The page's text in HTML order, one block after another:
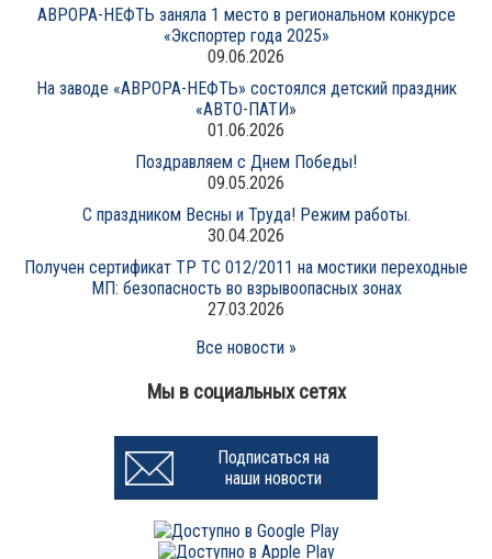
АВРОРА-НЕФТЬ заняла 1 место в региональном конкурсе
«Экспортер года 2025»
09.06.2026
На заводе «АВРОРА-НЕФТЬ» состоялся детский праздник
«АВТО-ПАТИ»
01.06.2026
Поздравляем с Днем Победы!
09.05.2026
С праздником Весны и Труда! Режим работы.
30.04.2026
Получен сертификат ТР ТС 012/2011 на мостики переходные
МП: безопасность во взрывоопасных зонах
27.03.2026
Все новости »
Мы в социальных сетях
Подписаться на
наши новости